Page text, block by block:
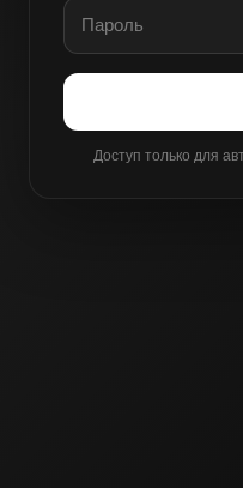
Доступ только для